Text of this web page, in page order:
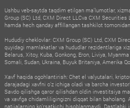
Ushbu veb-saytda taqdim etilgan ma’lumotlar,
Group (SC) Ltd, CXM Direct LLCva CXM
hamda hech qanday affillangan tashkilot
Hududiy cheklovlar: CXM Group (SC) Ltd, CXM
quyidagi mamlakatlar va hududlar rezidentlariga
Belarus, Xitoy, Kuba, Gonkong, Eron, Liviya,
Somali, Sudan, Ukraina, Buyuk Britaniya, Amerika
Xavf haqida ogohlantirish: Chet el valyutalari,
darajadagi xavfni o‘z ichiga oladi va barcha
Savdo qilishga qaror qilishdan oldin investitsiya
va xavfga chidamliligingizni diqqat bilan baholang.
natijalarning ko‘rsatkichi hisoblanmaydi.